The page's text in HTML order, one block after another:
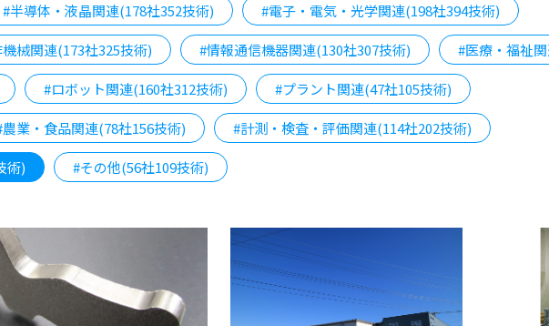
#半導体・液晶関連(178社352技術) #電子・電気・光学関連(198社394技術)
械関連(173社325技術) #情報通信機器関連(130社307技術) #医療・福祉
#ロボット関連(160社312技術) #プラント関連(47社105技術)
業・食品関連(78社156技術) #計測・検査・評価関連(114社202技術)
術) #その他(56社109技術)